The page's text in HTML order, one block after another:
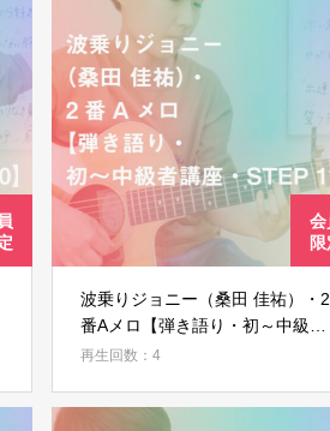
波乗りジョニー（桑田 佳祐）・2
番Aメロ【弾き語り・初～中級者
講座・STEP 11】
再生回数：4